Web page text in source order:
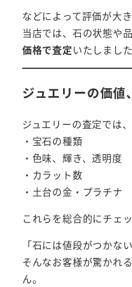
などによって評価が大
当店では、石の状態や
価格で査定いたしました
ジュエリーの価
ジュエリーの査定では、
・宝石の種類
・色味、輝き、透明度
・カラット数
・土台の金・プラチナ
これらを総合的にチェッ
「石には値段がつかな
そんなお客様が驚かれ
ん。